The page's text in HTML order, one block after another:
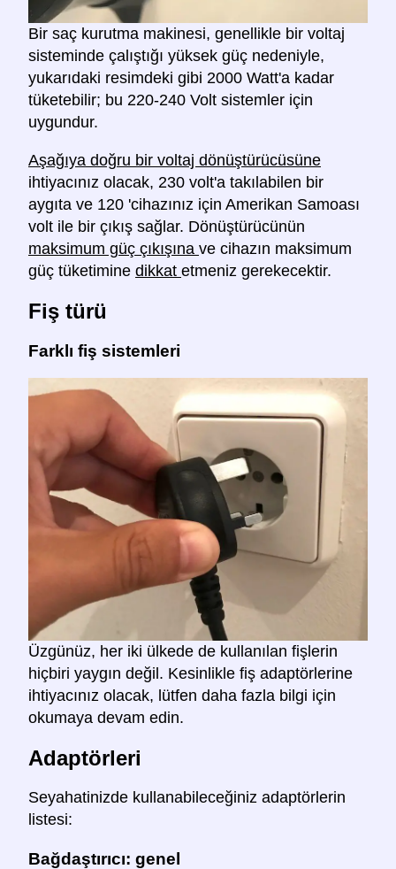
Bir saç kurutma makinesi, genellikle bir voltaj
sisteminde çalıştığı yüksek güç nedeniyle,
yukarıdaki resimdeki gibi 2000 Watt'a kadar
tüketebilir; bu 220-240 Volt sistemler için
uygundur.
Aşağıya doğru bir voltaj dönüştürücüsüne
ihtiyacınız olacak, 230 volt'a takılabilen bir
aygıta ve 120 'cihazınız için Amerikan Samoası
volt ile bir çıkış sağlar. Dönüştürücünün
maksimum güç çıkışına ve cihazın maksimum
güç tüketimine dikkat etmeniz gerekecektir.
Fiş türü
Farklı fiş sistemleri
Üzgünüz, her iki ülkede de kullanılan fişlerin
hiçbiri yaygın değil. Kesinlikle fiş adaptörlerine
ihtiyacınız olacak, lütfen daha fazla bilgi için
okumaya devam edin.
Adaptörleri
Seyahatinizde kullanabileceğiniz adaptörlerin
listesi:
Bağdaştırıcı: genel